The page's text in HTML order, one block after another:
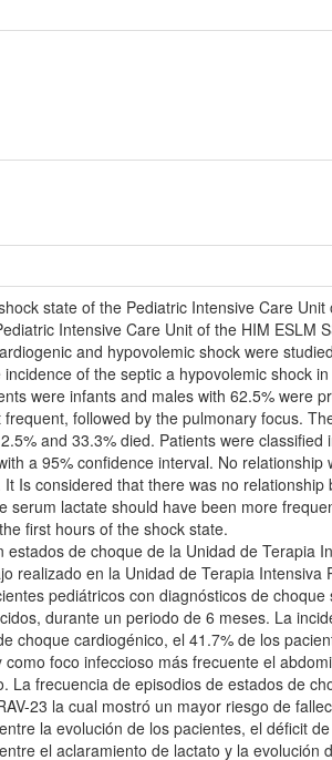
state of the Pediatric Intensive Care
Intensive Care Unit of the HIM ESLM
and hypovolemic shock were
of the septic a hypovolemic shock
were infants and males with 62.5% were
followed by the pulmonary focus.
and 33.3% died. Patients were classified
a 95% confidence interval. No relationship
Is considered that there was no
lactate should have been more
first hours of the shock state.
de choque de la Unidad de Terapia
en la Unidad de Terapia Intensiva
pediátricos con diagnósticos de
durante un periodo de 6 meses. La
choque cardiogénico, el 41.7% de los
foco infeccioso más frecuente el
frecuencia de episodios de estados de
23 la cual mostró un mayor riesgo de
la evolución de los pacientes, el déficit
el aclaramiento de lactato y la evolución